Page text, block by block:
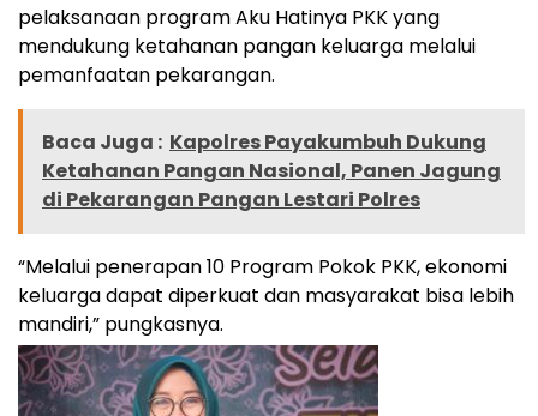
pelaksanaan program Aku Hatinya PKK yang
mendukung ketahanan pangan keluarga melalui
pemanfaatan pekarangan.
Baca Juga : Kapolres Payakumbuh Dukung
Ketahanan Pangan Nasional, Panen Jagung
di Pekarangan Pangan Lestari Polres
“Melalui penerapan 10 Program Pokok PKK, ekonomi
keluarga dapat diperkuat dan masyarakat bisa lebih
mandiri,” pungkasnya.